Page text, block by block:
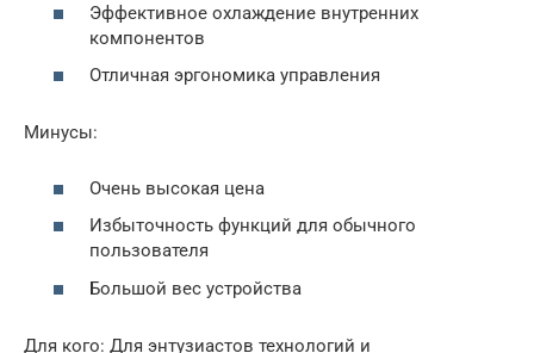
Эффективное охлаждение внутренних
компонентов
Отличная эргономика управления
Минусы:
Очень высокая цена
Избыточность функций для обычного
пользователя
Большой вес устройства
Для кого: Для энтузиастов технологий и